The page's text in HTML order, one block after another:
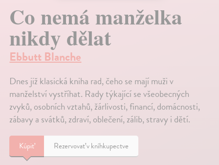
Co nemá manželka
nikdy dělat
Ebbutt Blanche
Dnes již klasická kniha rad, čeho se mají muži v
manželství vystříhat. Rady týkající se všeobecných
zvyků, osobních vztahů, žárlivosti, financí, domácnosti,
zábavy a svátků, zdraví, oblečení, zálib, stravy i dětí.
Kúpiť Rezervovať v kníhkupectve